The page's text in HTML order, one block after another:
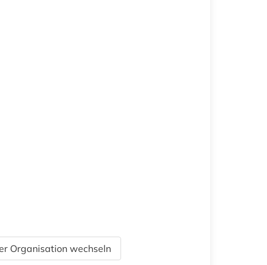
Organisation wechseln